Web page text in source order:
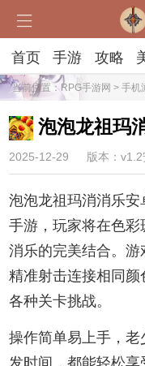
首页 手游 攻略
当前位置：RPG手游网 > 手机
泡泡龙祖玛
2025-12-29 版本：v1.2
泡泡龙祖玛消消乐
手游，玩家将在色
消乐的完美结合。
精准射击连接相同
各种关卡挑战。
操作简单易上手，
发时间，都能轻松